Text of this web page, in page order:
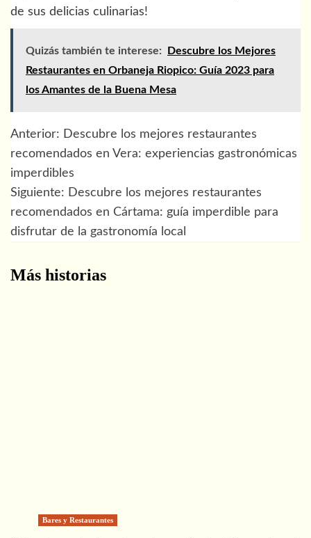
de sus delicias culinarias!
Quizás también te interese:
Descubre los Mejores
Restaurantes en Orbaneja Riopico: Guía 2023 para
los Amantes de la Buena Mesa
Navegación
de
entradas
Anterior: Descubre los mejores restaurantes
recomendados en Vera: experiencias gastronómicas
imperdibles
Siguiente: Descubre los mejores restaurantes
recomendados en Cártama: guía imperdible para
disfrutar de la gastronomía local
Más historias
Bares y Restaurantes